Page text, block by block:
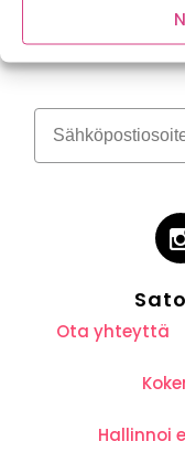
Tilaa
Ota yhteyttä
Hallinnoi